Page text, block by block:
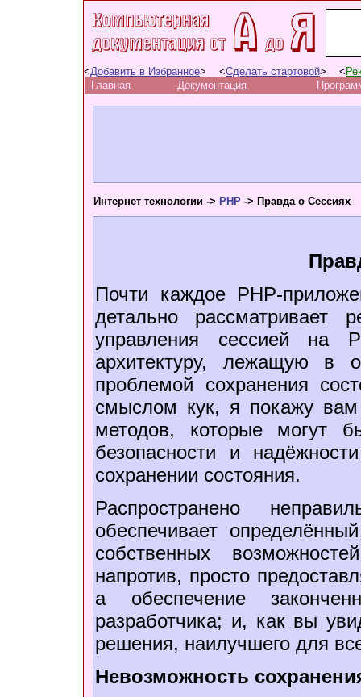
<Добавить в Избранное> <Сделать стартовой> <
Главная
Документация
Интернет технологии -> PHP -> Правда о Сессиях
Почти каждое PHP-
детально рассматривает
управления сессией на
архитектуру, лежащую в
проблемой сохранения
смыслом кук, я покажу
методов, которые могут
безопасности и
сохранении состояния.
Распространено
обеспечивает
собственных
напротив, просто
а обеспечение
разработчика; и, как вы
решения, наилучшего для
Невозможность